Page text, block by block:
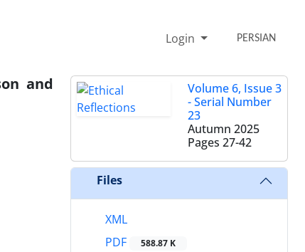
Login PERSIAN
and
Volume 6, Issue 3
- Serial Number
23
Autumn 2025
Pages 27-42
Files
XML
PDF
588.87 K